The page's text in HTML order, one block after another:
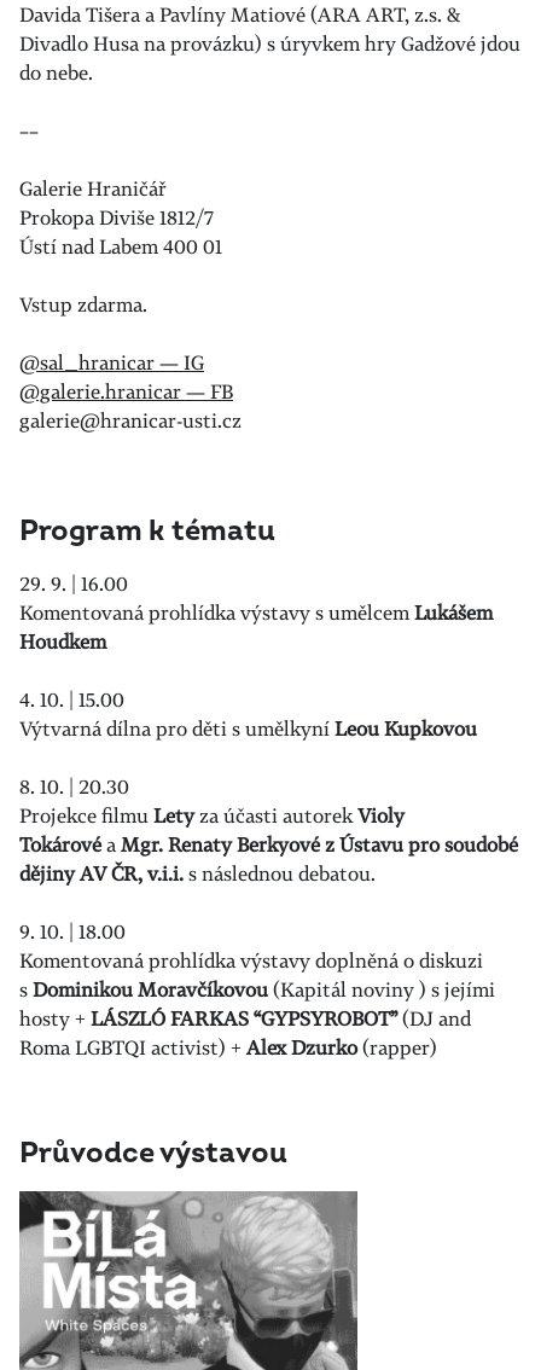
Davida Tišera a Pavlíny Matiové (ARA ART, z.s. &
Divadlo Husa na provázku) s úryvkem hry Gadžové jdou
do nebe.
––
Galerie Hraničář
Prokopa Diviše 1812/7
Ústí nad Labem 400 01
Vstup zdarma.
@sal_hranicar — IG
@galerie.hranicar — FB
galerie@hranicar-usti.cz
Program k tématu
29. 9. | 16.00
Komentovaná prohlídka výstavy s umělcemLukášem
Houdkem
4. 10. | 15.00
Výtvarná dílna pro děti s umělkyníLeou Kupkovou
8. 10. | 20.30
Projekce filmuLetyza účasti autorekVioly
TokárovéaMgr. Renaty Berkyové z Ústavu pro soudobé
dějiny AV ČR, v.i.i.s následnou debatou.
9. 10. | 18.00
Komentovaná prohlídka výstavy doplněná o diskuzi
sDominikou Moravčíkovou(Kapitál noviny ) s jejími
hosty + LÁSZLÓ FARKAS “GYPSYROBOT”(DJ and
Roma LGBTQI activist) +Alex Dzurko(rapper)
Průvodce výstavou